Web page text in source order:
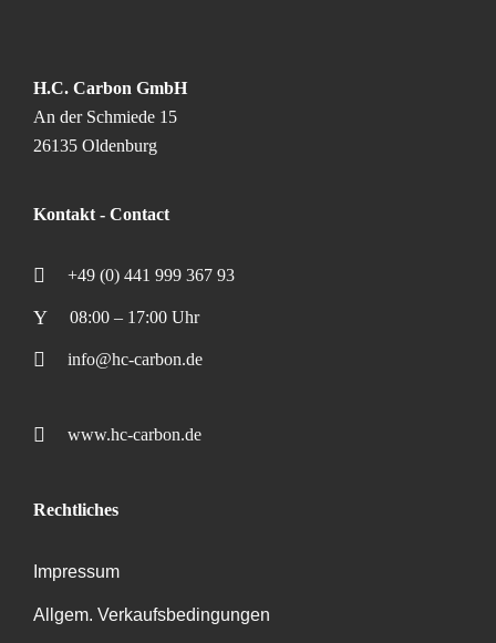
H.C. Carbon GmbH
An der Schmiede 15
26135 Oldenburg
Kontakt - Contact
+49 (0) 441 999 367 93
08:00 – 17:00 Uhr
info@hc-carbon.de
www.hc-carbon.de
Rechtliches
Impressum
Allgem. Verkaufsbedingungen